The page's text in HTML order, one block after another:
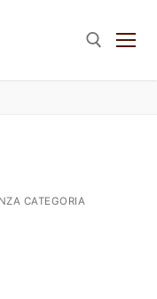
CATEGORIA